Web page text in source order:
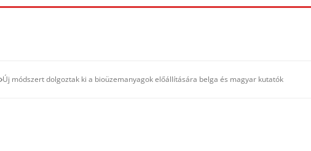
Új módszert dolgoztak ki a bioüzemanyagok előállítására belga és magyar kutatók